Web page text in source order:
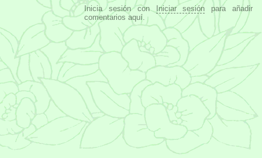
Inicia sesión con Iniciar sesión para añadir
comentarios aquí.